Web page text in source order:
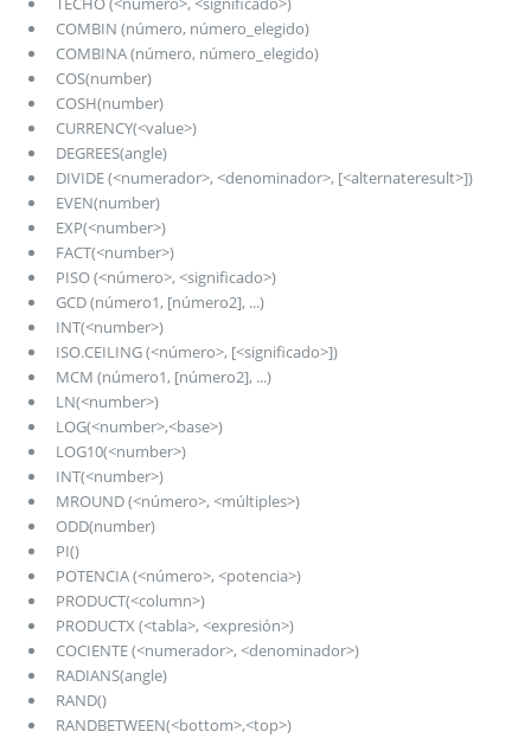
COMBIN (número, número_elegido)
COMBINA (número, número_elegido)
COS(number)
COSH(number)
CURRENCY(<value>)
DEGREES(angle)
DIVIDE (<numerador>, <denominador>, [<alternateresult>])
EVEN(number)
EXP(<number>)
FACT(<number>)
PISO (<número>, <significado>)
GCD (número1, [número2], ...)
INT(<number>)
ISO.CEILING (<número>, [<significado>])
MCM (número1, [número2], ...)
LN(<number>)
LOG(<number>,<base>)
LOG10(<number>)
INT(<number>)
MROUND (<número>, <múltiples>)
ODD(number)
PI()
POTENCIA (<número>, <potencia>)
PRODUCT(<column>)
PRODUCTX (<tabla>, <expresión>)
COCIENTE (<numerador>, <denominador>)
RADIANS(angle)
RAND()
RANDBETWEEN(<bottom>,<top>)